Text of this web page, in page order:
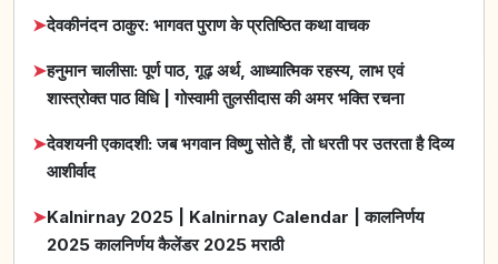
➤देवकीनंदन ठाकुर: भागवत पुराण के प्रतिष्ठित कथा वाचक
➤हनुमान चालीसा: पूर्ण पाठ, गूढ़ अर्थ, आध्यात्मिक रहस्य, लाभ एवं
शास्त्रोक्त पाठ विधि | गोस्वामी तुलसीदास की अमर भक्ति रचना
➤देवशयनी एकादशी: जब भगवान विष्णु सोते हैं, तो धरती पर उतरता है दिव्य
आशीर्वाद
➤Kalnirnay 2025 | Kalnirnay Calendar | कालनिर्णय
2025 कालनिर्णय कैलेंडर 2025 मराठी